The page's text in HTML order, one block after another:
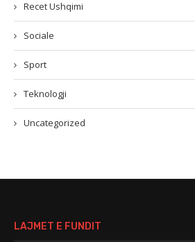
Recet Ushqimi
Sociale
Sport
Teknologji
Uncategorized
LAJMET E FUNDIT